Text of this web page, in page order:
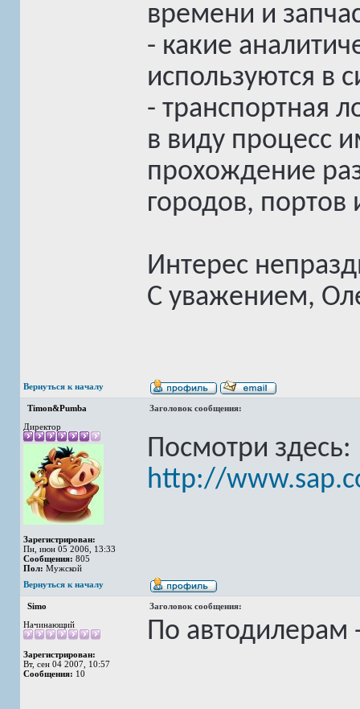
времени и
- какие
используются в
- транспортная
в виду процесс
прохождение
городов, портов
Интерес
С уважением,
Вернуться к началу
Timon&Pumba
Заголовок сообщения:
Директор
Зарегистрирован:
Пн, июн 05 2006, 13:33
Сообщения: 805
Пол: Мужской
Посмотри здесь:
http://
Вернуться к началу
Simo
Заголовок сообщения:
Начинающий
Зарегистрирован:
Вт, сен 04 2007, 10:57
Сообщения: 10
По автодилерам